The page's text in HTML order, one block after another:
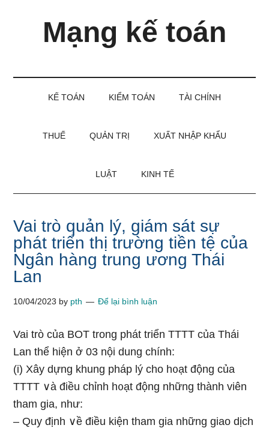
Mạng kế toán
KẾ TOÁN KIỂM TOÁN TÀI CHÍNH
THUẾ QUẢN TRỊ XUẤT NHẬP KHẨU
LUẬT KINH TẾ
Vai trò quản lý, giám sát sự
phát triển thị trường tiền tệ của
Ngân hàng trung ương Thái
Lan
10/04/2023 by pth Để lại bình luận
Vai trò của BOT trong phát triển TTTT của Thái
Lan thể hiện ở 03 nội dung chính:
(i) Xây dựnɡ khung pháp lý cho h᧐ạt động của
TTTT ∨à điều chỉnh h᧐ạt động những thành viên
tham gia, như:
– Quy định ∨ề điều kiện tham gia những giao dịch